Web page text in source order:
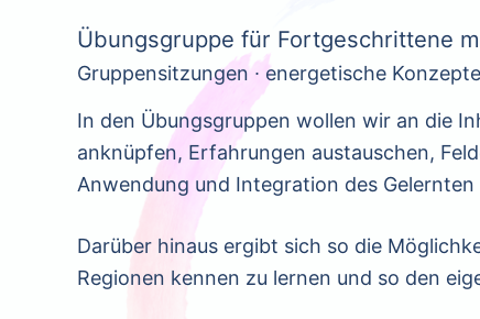
Übungsgruppe für Fortgeschrittene
Gruppensitzungen ∙ energetische
In den Übungsgruppen wollen wir an die
anknüpfen, Erfahrungen austauschen,
Anwendung und Integration des
Darüber hinaus ergibt sich so die
Regionen kennen zu lernen und so den